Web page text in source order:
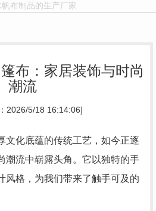
布制品的生产厂家
布：家居装饰与时尚
潮流
2026/5/18 16:14:06]
文化底蕴的传统工艺，如今正逐
潮流中崭露头角。它以独特的手
风格，为我们带来了触手可及的